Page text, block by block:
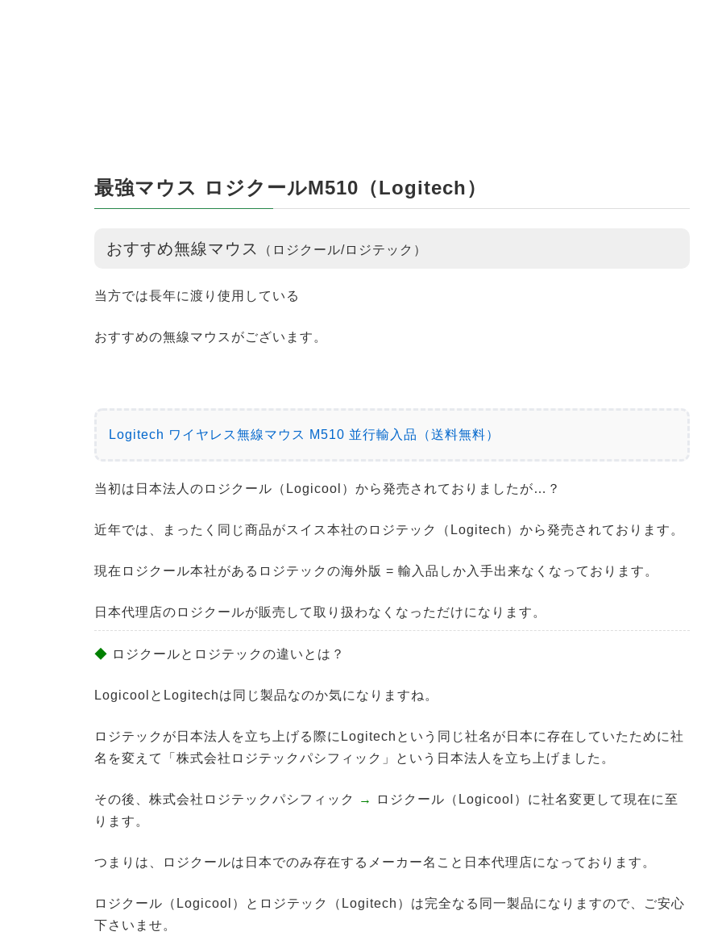
最強マウス ロジクールM510（Logitech）
おすすめ無線マウス （ロジクール/ロジテック）
当方では長年に渡り使用している
おすすめの無線マウスがございます。
Logitech ワイヤレス無線マウス M510 並行輸入品（送料無料）
当初は日本法人のロジクール（Logicool）から発売されておりましたが…？
近年では、まったく同じ商品がスイス本社のロジテック（Logitech）から発売されております。
現在ロジクール本社があるロジテックの海外版 = 輸入品しか入手出来なくなっております。
日本代理店のロジクールが販売して取り扱わなくなっただけになります。
◆ ロジクールとロジテックの違いとは？
LogicoolとLogitechは同じ製品なのか気になりますね。
ロジテックが日本法人を立ち上げる際にLogitechという同じ社名が日本に存在していたために社
名を変えて「株式会社ロジテックパシフィック」という日本法人を立ち上げました。
その後、株式会社ロジテックパシフィック →
ロジクール（Logicool）に社名変更して現在に至
ります。
つまりは、ロジクールは日本でのみ存在するメーカー名こと日本代理店になっております。
ロジクール（Logicool）とロジテック（Logitech）は完全なる同一製品になりますので、ご安心
下さいませ。